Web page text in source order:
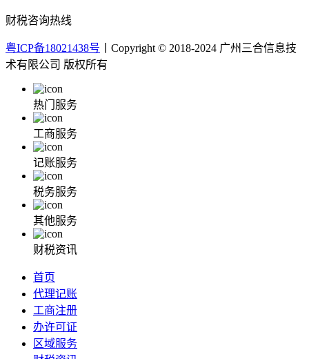
财税咨询热线
粤ICP备18021438号 丨Copyright © 2018-2024 广州三合信息技
术有限公司 版权所有
热门服务
工商服务
记账服务
税务服务
其他服务
财税资讯
首页
代理记账
工商注册
办许可证
区域服务